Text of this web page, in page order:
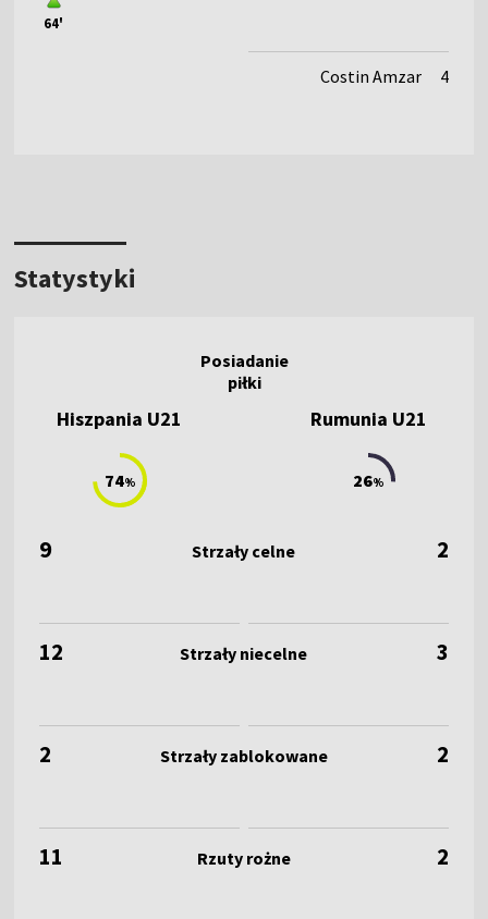
64'
Costin Amzar 4
Statystyki
74%
Hiszpania U21 Rumunia U21
26%
9
12
2
11
2
3
2
2